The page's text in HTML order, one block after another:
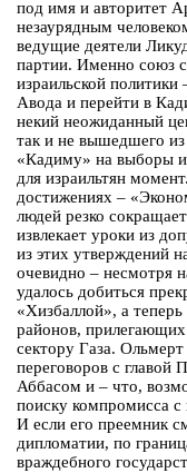
под имя и авторитет
незаурядным
ведущие деятели
партии. Именно союз
израильской
Авода и перейти в
некий неожиданный
так и не вышедшего
«Кадиму» на выборы и
для израильтян
достижениях –
людей резко
извлекает уроки из
из этих утверждений
очевидно – несмотря
удалось добиться
«Хизбаллой», а
районов,
сектору Газа.
переговоров с главой
Аббасом и – что,
поиску компромисса
И если его преемник
дипломатии, по
враждебного